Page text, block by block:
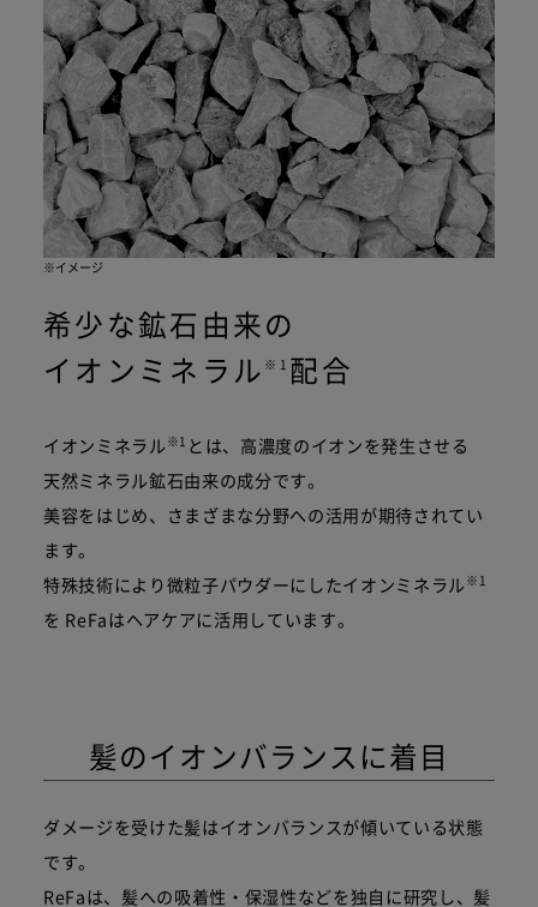
※イメージ
希少な鉱石由来の
イオンミネラル ※1 配合
イオンミネラル ※1 とは、高濃度のイオンを発生させる
天然ミネラル鉱石由来の成分です。
美容をはじめ、さまざまな分野への活用が期待されてい
ます。
特殊技術により微粒子パウダーにしたイオンミネラル ※1
を ReFaはヘアケアに活用しています。
髪のイオンバランスに着目
ダメージを受けた髪はイオンバランスが傾いている状態
です。
ReFaは、髪への吸着性・保湿性などを独自に研究し、髪